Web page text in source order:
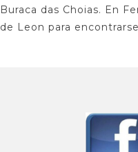
Buraca das Choias. En
de Leon para